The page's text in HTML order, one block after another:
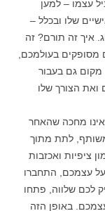
עצמו – למען
שלו ובכלל –
איך זה תורם? זה
מסופקים בעולמכם,
גם בעבור
הצורך שלו
מחכה שהאחר
לתת מתוך
ציפיות ואכזבות
על עצמכם, התחברו
לכם שלווה, פתחו
באופן הזה